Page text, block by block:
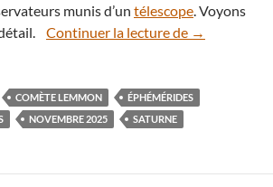
munis d’un télescope . Voyons
Continuer la lecture de →
COMÈTE LEMMON
ÉPHÉMÉRIDES
NOVEMBRE 2025 SATURNE